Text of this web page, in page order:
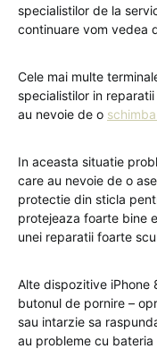
specialistilor de la
continuare vom vedea
Cele mai multe
specialistilor in
au nevoie de o
In aceasta situatie
care au nevoie de o
protectie din sticla
protejeaza foarte bine
unei reparatii foarte
Alte dispozitive iPhone
butonul de pornire –
sau intarzie sa
au probleme cu